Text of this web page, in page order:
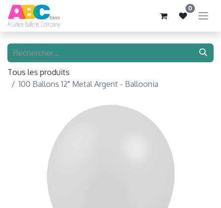
0
Tous les produits
100 Ballons 12" Metal Argent - Balloonia